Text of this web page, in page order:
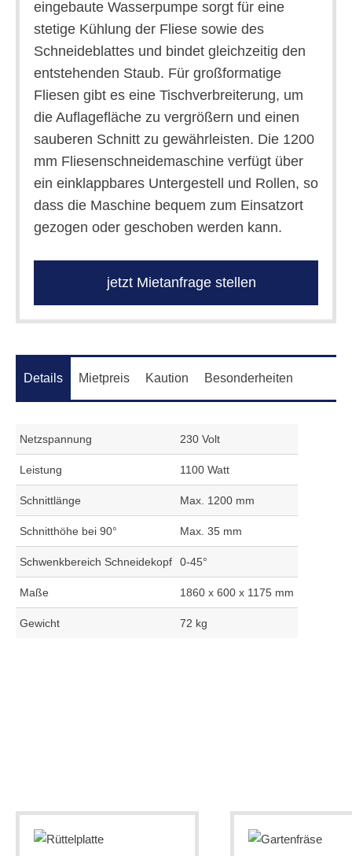
eingebaute Wasserpumpe sorgt für eine
stetige Kühlung der Fliese sowie des
Schneideblattes und bindet gleichzeitig den
entstehenden Staub. Für großformatige
Fliesen gibt es eine Tischverbreiterung, um
die Auflagefläche zu vergrößern und einen
sauberen Schnitt zu gewährleisten. Die 1200
mm Fliesenschneidemaschine verfügt über
ein einklappbares Untergestell und Rollen, so
dass die Maschine bequem zum Einsatzort
gezogen oder geschoben werden kann.
jetzt Mietanfrage stellen
Details Mietpreis Kaution Besonderheiten
Netzspannung 230 Volt
Leistung 1100 Watt
Schnittlänge Max. 1200 mm
Schnitthöhe bei 90° Max. 35 mm
Schwenkbereich Schneidekopf 0-45°
Maße 1860 x 600 x 1175 mm
Gewicht 72 kg